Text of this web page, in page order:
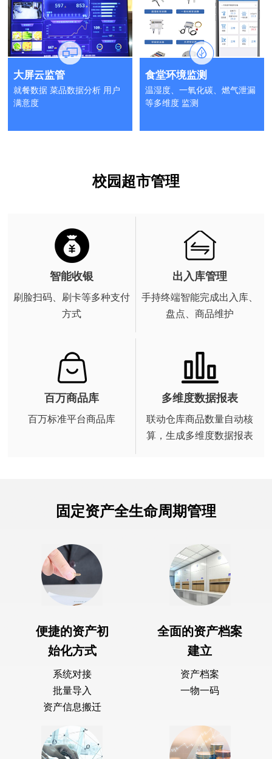
大屏云监管
就餐数据 菜品数据分析 用户
满意度
食堂环境监测
温湿度、一氧化碳、燃气泄漏
等多维度 监测
校园超市管理
智能收银
刷脸扫码、刷卡等多种支付
方式
出入库管理
手持终端智能完成出入库、
盘点、商品维护
百万商品库
百万标准平台商品库
多维度数据报表
联动仓库商品数量自动核
算，生成多维度数据报表
固定资产全生命周期管理
便捷的资产初
始化方式
系统对接
批量导入
资产信息搬迁
全面的资产档案
建立
资产档案
一物一码